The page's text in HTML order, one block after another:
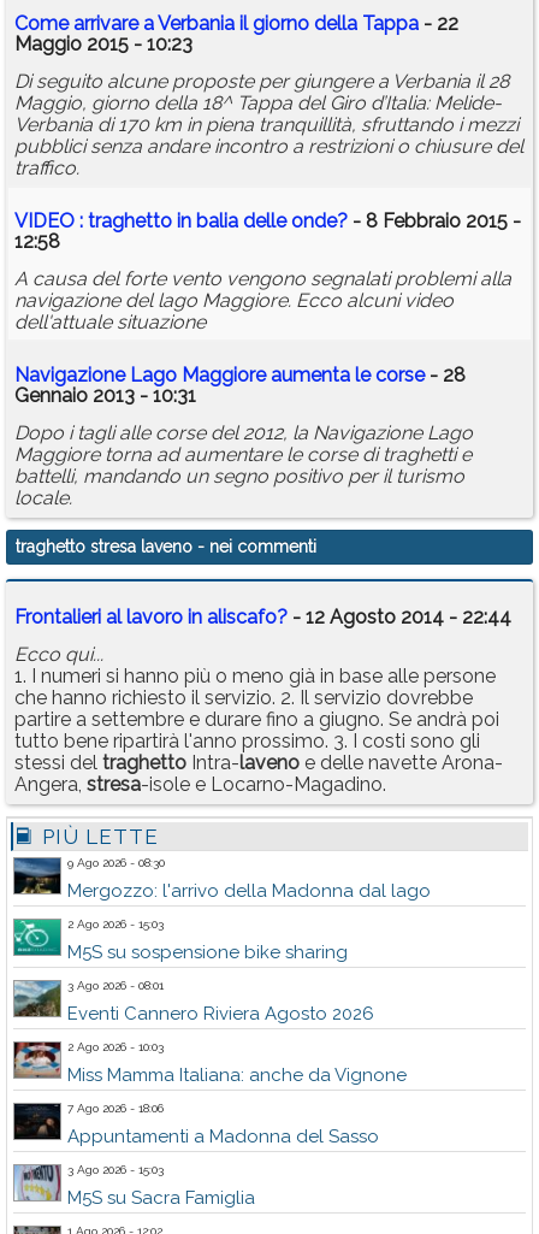
Come arrivare a Verbania il giorno della Tappa - 22
Maggio 2015 - 10:23
Di seguito alcune proposte per giungere a Verbania il 28
Maggio, giorno della 18^ Tappa del Giro d’Italia: Melide-
Verbania di 170 km in piena tranquillità, sfruttando i mezzi
pubblici senza andare incontro a restrizioni o chiusure del
traffico.
VIDEO : traghetto in balia delle onde? - 8 Febbraio 2015 -
12:58
A causa del forte vento vengono segnalati problemi alla
navigazione del lago Maggiore. Ecco alcuni video
dell'attuale situazione
Navigazione Lago Maggiore aumenta le corse- 28
Gennaio 2013 - 10:31
Dopo i tagli alle corse del 2012, la Navigazione Lago
Maggiore torna ad aumentare le corse di traghetti e
battelli, mandando un segno positivo per il turismo
locale.
traghetto stresa laveno - nei commenti
Frontalieri al lavoro in aliscafo? - 12 Agosto 2014 - 22:44
Ecco qui...
1. I numeri si hanno più o meno già in base alle persone
che hanno richiesto il servizio. 2. Il servizio dovrebbe
partire a settembre e durare fino a giugno. Se andrà poi
tutto bene ripartirà l'anno prossimo. 3. I costi sono gli
stessi del traghetto Intra-laveno e delle navette Arona-
Angera, stresa-isole e Locarno-Magadino.
PIÙ LETTE
9 Ago 2026 - 08:30
Mergozzo: l'arrivo della Madonna dal lago
2 Ago 2026 - 15:03
M5S su sospensione bike sharing
3 Ago 2026 - 08:01
Eventi Cannero Riviera Agosto 2026
2 Ago 2026 - 10:03
Miss Mamma Italiana: anche da Vignone
7 Ago 2026 - 18:06
Appuntamenti a Madonna del Sasso
3 Ago 2026 - 15:03
M5S su Sacra Famiglia